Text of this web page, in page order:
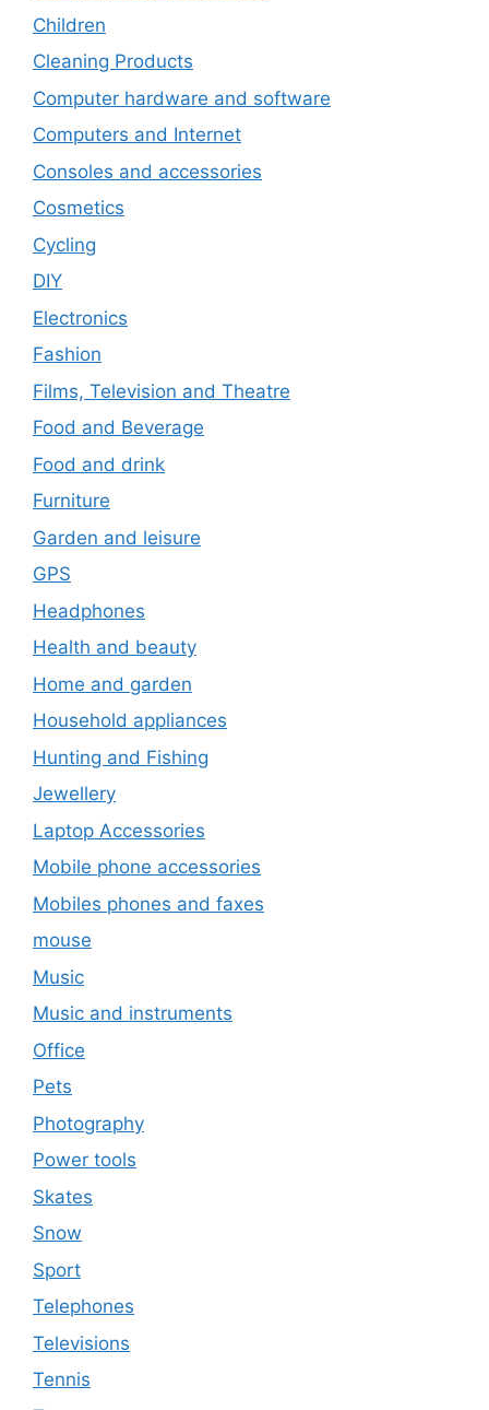
Children
Cleaning Products
Computer hardware and software
Computers and Internet
Consoles and accessories
Cosmetics
Cycling
DIY
Electronics
Fashion
Films, Television and Theatre
Food and Beverage
Food and drink
Furniture
Garden and leisure
GPS
Headphones
Health and beauty
Home and garden
Household appliances
Hunting and Fishing
Jewellery
Laptop Accessories
Mobile phone accessories
Mobiles phones and faxes
mouse
Music
Music and instruments
Office
Pets
Photography
Power tools
Skates
Snow
Sport
Telephones
Televisions
Tennis